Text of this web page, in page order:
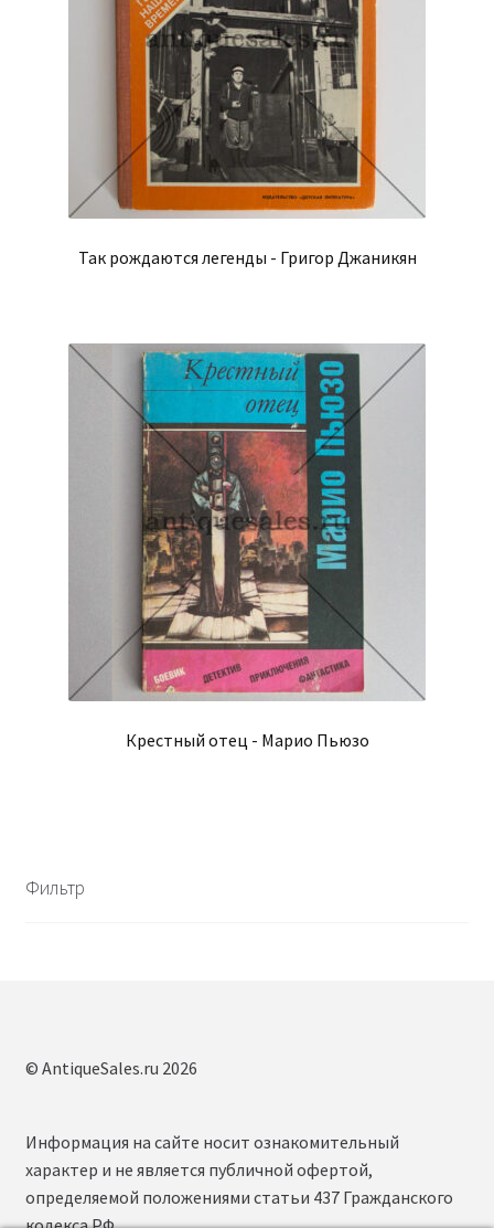
Так рождаются легенды - Григор Джаникян
Крестный отец - Марио Пьюзо
Фильтр
© AntiqueSales.ru 2026
Информация на сайте носит ознакомительный
характер и не является публичной офертой,
определяемой положениями статьи 437 Гражданского